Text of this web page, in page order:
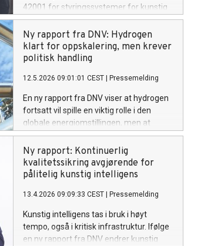
42001 for styringssystemer for kunstig
intelligens. Målet er å sikre strukturert,
trygg og ansvarlig bruk av kunstig
intelligens både internt og i leveranser til
kunder.
Ny rapport fra DNV: Hydrogen
klart for oppskalering, men krever
politisk handling
12.5.2026 09:01:01 CEST Pressemelding
En ny rapport fra DNV viser at hydrogen
fortsatt vil spille en viktig rolle i den
globale energiomstillingen, men at
utviklingen går saktere enn forventet.
DNV anslår at fornybart hydrogen, lav-
karbon hydrogen og derivater vil bidra til
å kutte mer enn 2000 millioner tonn
dette må pilotprosjekter skaleres til
industriell drift, noe som krever
tydeligere politiske rammer.
Ny rapport: Kontinuerlig
kvalitetssikring avgjørende for
pålitelig kunstig intelligens
13.4.2026 09:09:33 CEST Pressemelding
Kunstig intelligens tas i bruk i høyt
tempo, også i kritisk infrastruktur. Ifølge
en ny rapport fra DNV endrer kunstig